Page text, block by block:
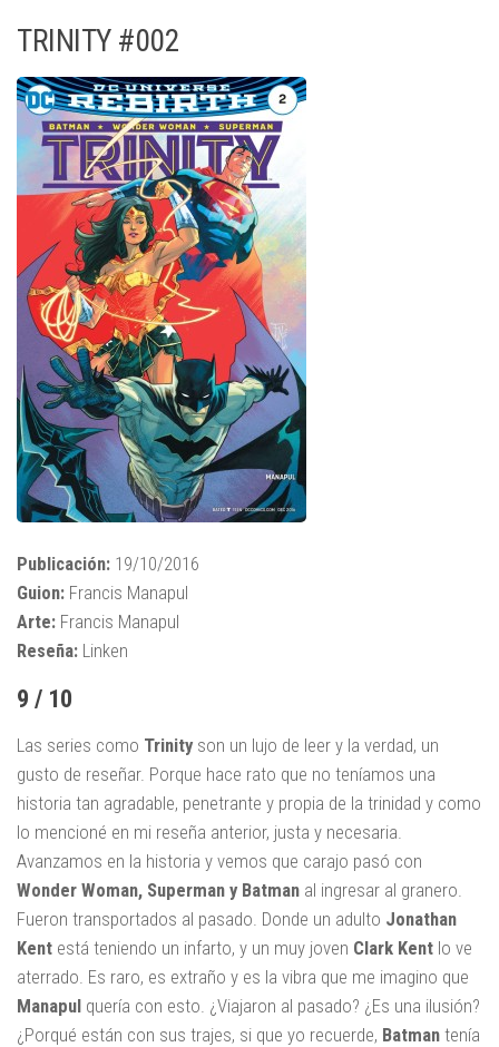
TRINITY #002
Publicación: 19/10/2016
Guion: Francis Manapul
Arte: Francis Manapul
Reseña: Linken
9 / 10
Las series como Trinity son un lujo de leer y la verdad, un
gusto de reseñar. Porque hace rato que no teníamos una
historia tan agradable, penetrante y propia de la trinidad y como
lo mencioné en mi reseña anterior, justa y necesaria.
Avanzamos en la historia y vemos que carajo pasó con
Wonder Woman, Superman y Batman al ingresar al granero.
Fueron transportados al pasado. Donde un adulto Jonathan
Kent está teniendo un infarto, y un muy joven Clark Kent lo ve
aterrado. Es raro, es extraño y es la vibra que me imagino que
Manapul quería con esto. ¿Viajaron al pasado? ¿Es una ilusión?
¿Porqué están con sus trajes, si que yo recuerde, Batman tenía